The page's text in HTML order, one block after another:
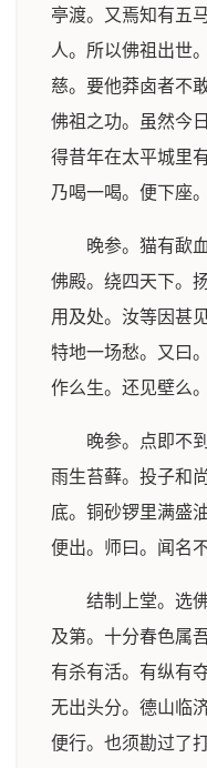
亭渡。又焉知有五
人。所以佛祖出世
慈。要他莽卤者不
佛祖之功。虽然今
得昔年在太平城里
乃喝一喝。便下座。
晚参。猫有歃
佛殿。绕四天下。
用及处。汝等因甚
特地一场愁。又曰
作么生。还见壁么。
晚参。点即不
雨生苔藓。投子和
底。铜砂锣里满盛
便出。师曰。闻名
结制上堂。选
及第。十分春色属
有杀有活。有纵有
无出头分。德山临
便行。也须勘过了